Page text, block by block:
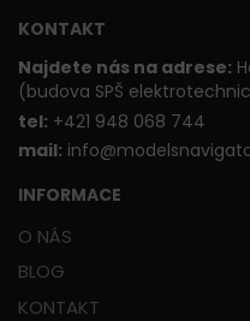
KONTAKT
Najdete nás na adrese:
(budova SPŠ
tel: +421 948 068 744
mail:
INFORMACE
O NÁS
BLOG
KONTAKT